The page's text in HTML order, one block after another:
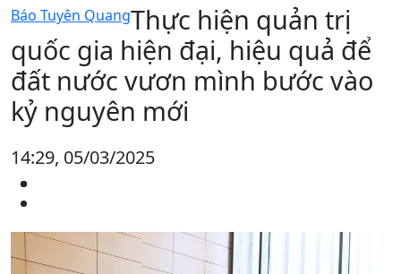
Báo Tuyên QuangThực hiện quản trị
quốc gia hiện đại, hiệu quả để
đất nước vươn mình bước vào
kỷ nguyên mới
14:29, 05/03/2025